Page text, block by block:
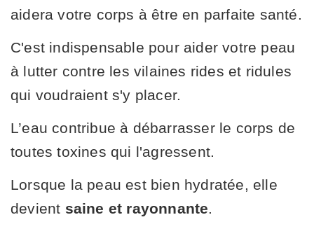
aidera votre corps à être en parfaite santé.
C'est indispensable pour aider votre peau
à lutter contre les vilaines rides et ridules
qui voudraient s'y placer.
L’eau contribue à débarrasser le corps de
toutes toxines qui l'agressent.
Lorsque la peau est bien hydratée, elle
devient saine et rayonnante.